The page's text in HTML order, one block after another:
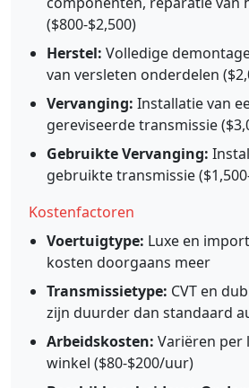
($800-$2,500)
Herstel: Volledige
van versleten onderdelen
Vervanging: Installatie van
gereviseerde transmissie
Gebruikte Vervanging:
gebruikte transmissie
Kostenfactoren
Voertuigtype: Luxe en
kosten doorgaans meer
Transmissietype: CVT en
zijn duurder dan standaard
Arbeidskosten: Variëren per
winkel ($80-$200/uur)